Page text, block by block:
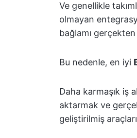
Ve genellikle
olmayan
bağlamı
Bu nedenle, en iyi
Daha karmaşık iş
aktarmak ve
geliştirilmiş